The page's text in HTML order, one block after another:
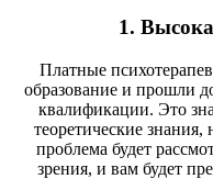
1.
Платные
образование и прошли
квалификации. Это
теоретические
проблема будет
зрения, и вам будет